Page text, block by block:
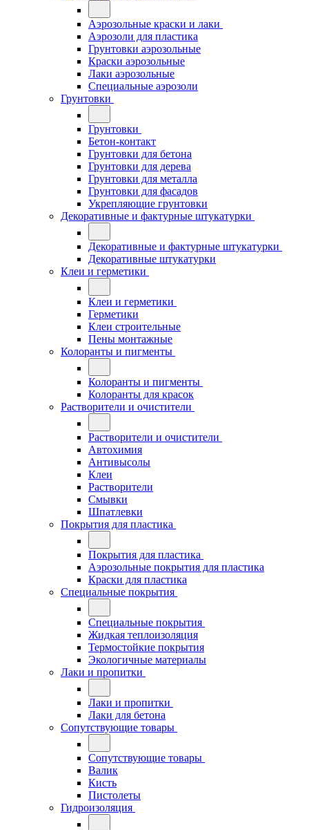
Аэрозольные краски и лаки
Аэрозоли для пластика
Грунтовки аэрозольные
Краски аэрозольные
Лаки аэрозольные
Специальные аэрозоли
Грунтовки
Грунтовки
Бетон-контакт
Грунтовки для бетона
Грунтовки для дерева
Грунтовки для металла
Грунтовки для фасадов
Укрепляющие грунтовки
Декоративные и фактурные штукатурки
Декоративные и фактурные штукатурки
Декоративные штукатурки
Клеи и герметики
Клеи и герметики
Герметики
Клеи строительные
Пены монтажные
Колоранты и пигменты
Колоранты и пигменты
Колоранты для красок
Растворители и очистители
Растворители и очистители
Автохимия
Антивысолы
Клеи
Растворители
Смывки
Шпатлевки
Покрытия для пластика
Покрытия для пластика
Аэрозольные покрытия для пластика
Краски для пластика
Специальные покрытия
Специальные покрытия
Жидкая теплоизоляция
Термостойкие покрытия
Экологичные материалы
Лаки и пропитки
Лаки и пропитки
Лаки для бетона
Сопутствующие товары
Сопутствующие товары
Валик
Кисть
Пистолеты
Гидроизоляция